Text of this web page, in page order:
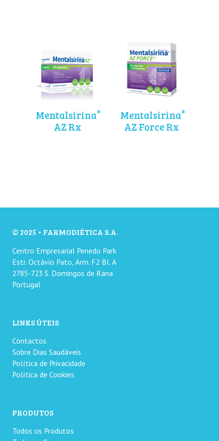
Mentalsirina®
AZ Rx
Mentalsirina®
AZ Force Rx
© 2025 • FARMODIÉTICA S.A.
Centro Empresarial Penedo Park
Estr. Octávio Pato, Arm. F2 Bl. A
2785-723 S. Domingos de Rana
Portugal
LINKS ÚTEIS
Contactos
Sobre Dias Saudáveis
Política de Privacidade
Política de Cookies
PRODUTOS
Todos os Produtos